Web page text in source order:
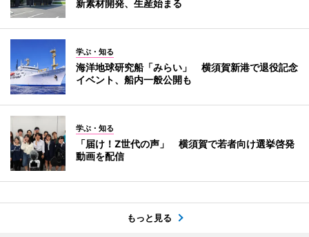
新素材開発、生産始まる
学ぶ・知る
海洋地球研究船「みらい」 横須賀新港で退役記念
イベント、船内一般公開も
学ぶ・知る
「届け！Z世代の声」 横須賀で若者向け選挙啓発
動画を配信
もっと見る